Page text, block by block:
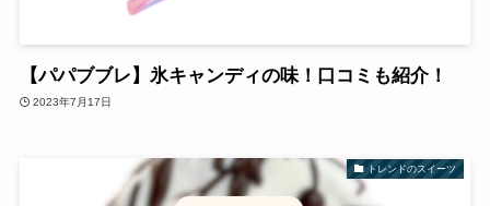
【パパブブレ】氷キャンディの味！口コミも紹介！
2023年7月17日
トレンドのスイーツ